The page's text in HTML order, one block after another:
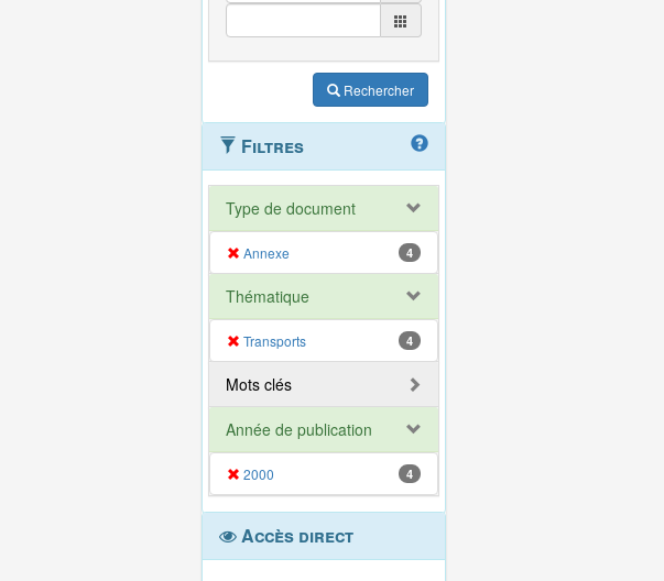
Rechercher
Filtres
Type de document
Annexe 4
Thématique
Transports 4
Mots clés
Année de publication
2000 4
Accès direct